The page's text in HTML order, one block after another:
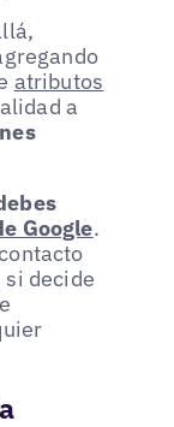
atributos
a
Google.
decide